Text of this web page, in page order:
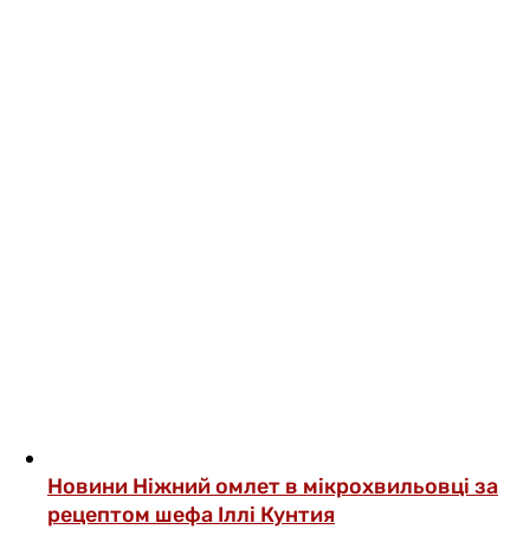
Новини Ніжний омлет в мікрохвильовці за
рецептом шефа Іллі Кунтия